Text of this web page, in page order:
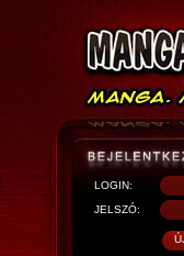
LOGIN:
JELSZÓ: